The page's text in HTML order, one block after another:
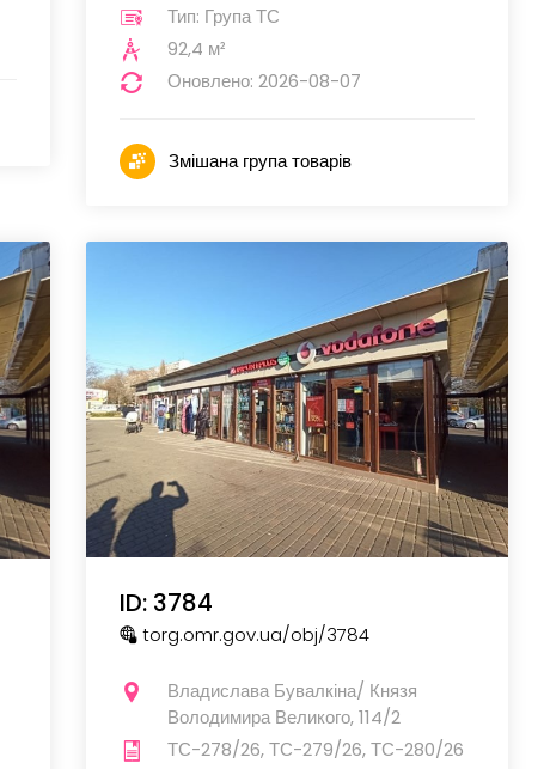
Тип: Група ТС
92,4 м²
Оновлено: 2026-08-07
Змішана група товарів
ID: 3784
torg.omr.gov.ua/obj/3784
Владислава Бувалкіна/ Князя
Володимира Великого, 114/2
ТС-278/26, ТС-279/26, ТС-280/26